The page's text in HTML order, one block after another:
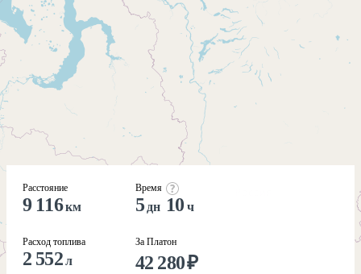
Расстояние
9 116км
Расход топлива
2 552л
Время
5 дн 10 ч
За Платон
42 280₽